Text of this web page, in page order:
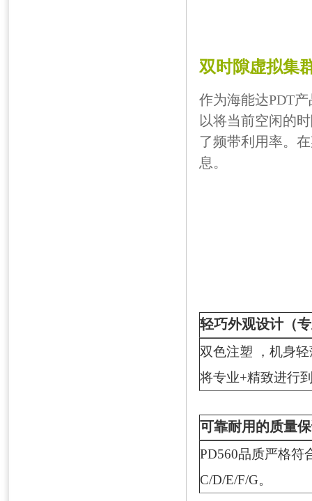
双时隙虚拟集
作为海能达PDT
以将当前空闲的
了频带利用率。
息。
轻巧外观设计（
双色注塑 ，机身
将专业+精致进行
可靠耐用的质量
PD560品质严格符
C/D/E/F/G。